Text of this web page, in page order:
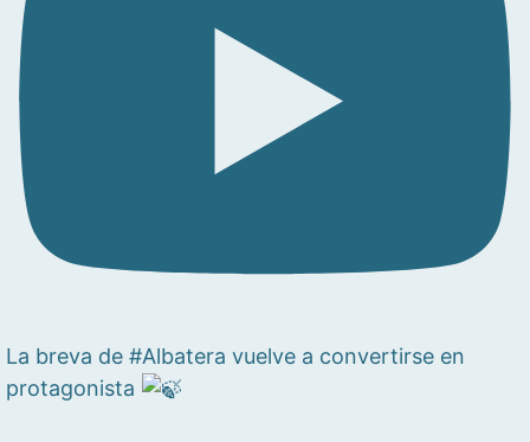
La breva de #Albatera vuelve a convertirse en
protagonista